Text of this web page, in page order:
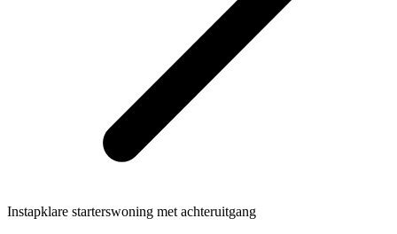
Instapklare starterswoning met achteruitgang